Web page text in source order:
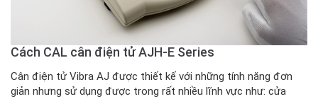
Cách CAL cân điện tử AJH-E Series
Cân điện tử Vibra AJ được thiết kế với những tính năng đơn
giản nhưng sử dụng được trong rất nhiều lĩnh vực như: cửa